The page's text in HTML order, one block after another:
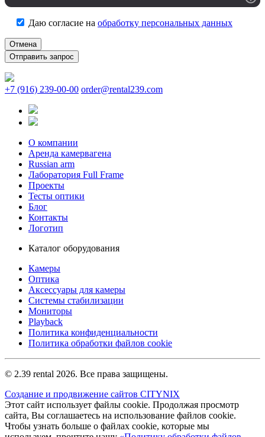
Даю согласие на обработку персональных данных
Отмена
+7 (916) 239-00-00 order@rental239.com
О компании
Аренда камервагена
Russian arm
Лаборатория Full Frame
Проекты
Тесты оптики
Блог
Контакты
Логотип
Каталог оборудования
Камеры
Оптика
Аксессуары для камеры
Системы стабилизации
Мониторы
Playback
Политика конфиденциальности
Политика обработки файлов cookie
© 2.39 rental 2026. Все права защищены.
Создание и продвижение сайтов CITYNIX
Этот сайт использует файлы cookie. Продолжая просмотр
сайта, Вы соглашаетесь на использование файлов cookie.
Чтобы узнать больше о файлах cookie, которые мы